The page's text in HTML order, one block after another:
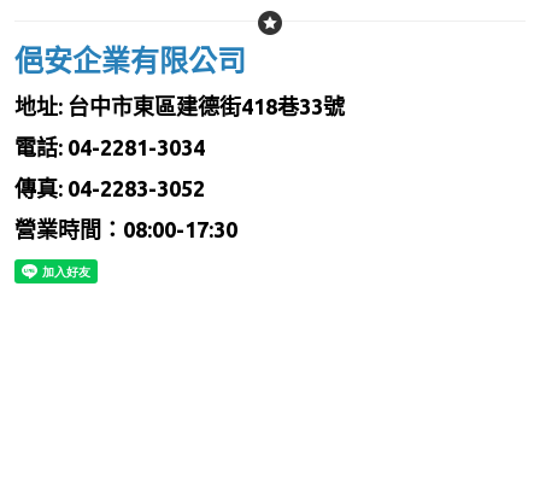
俋安企業有限公司
地址: 台中市東區建德街418巷33號
電話: 04-2281-3034
傳真: 04-2283-3052
營業時間：08:00-17:30